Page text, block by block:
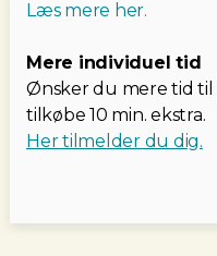
Læs mere her.
Mere individuel tid
Ønsker du mere tid til
tilkøbe 10 min. ekstra.
Her tilmelder du dig.